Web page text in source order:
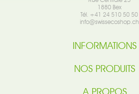
1880 Bex
Tél. +41 24 510 50 50
info@swissecoshop.ch
INFORMATIONS
NOS PRODUITS
A PROPOS